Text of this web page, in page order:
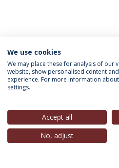
INFORMAÇÃO PARA
We use cookies
We may place these for analysis of our
website, show personalised content
experience. For more information
settings.
Accept all
No, adjust